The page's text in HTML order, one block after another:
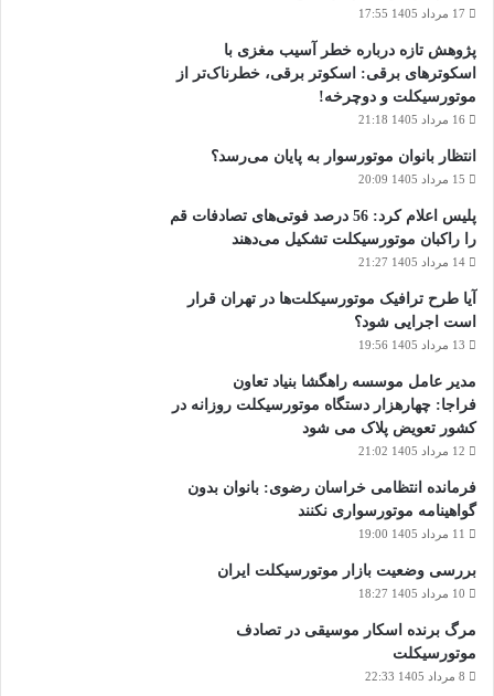
17 مرداد 1405 17:55
پژوهش تازه درباره خطر آسیب مغزی با
اسکوترهای برقی: اسکوتر برقی، خطرناک‌تر از
موتورسیکلت و دوچرخه!
16 مرداد 1405 21:18
انتظار بانوان موتورسوار به پایان می‌رسد؟
15 مرداد 1405 20:09
پلیس اعلام کرد: 56 درصد فوتی‌های تصادفات قم
را راکبان موتورسیکلت تشکیل می‌دهند
14 مرداد 1405 21:27
آیا طرح ترافیک موتورسیکلت‌ها در تهران قرار
است اجرایی شود؟
13 مرداد 1405 19:56
مدیر عامل موسسه راهگشا بنیاد تعاون
فراجا: چهارهزار دستگاه موتورسیکلت روزانه در
کشور تعویض پلاک می شود
12 مرداد 1405 21:02
فرمانده انتظامی خراسان رضوی: بانوان بدون
گواهینامه موتورسواری نکنند
11 مرداد 1405 19:00
بررسی وضعیت بازار موتورسیکلت ایران
10 مرداد 1405 18:27
مرگ برنده اسکار موسیقی در تصادف
موتورسیکلت
8 مرداد 1405 22:33